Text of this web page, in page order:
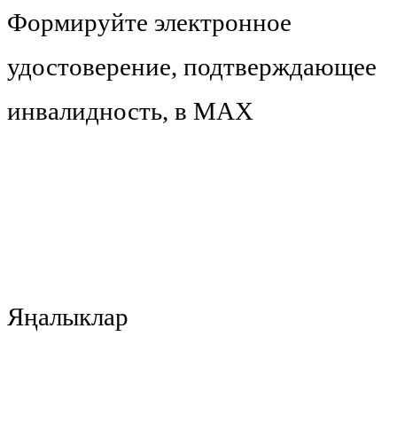
Формируйте электронное
удостоверение, подтверждающее
инвалидность, в МАХ
Яңалыклар